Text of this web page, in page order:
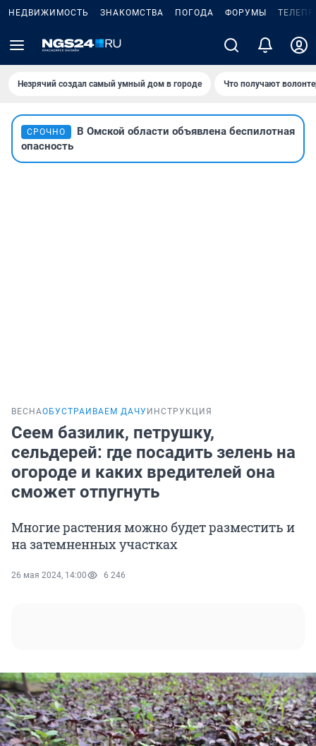
НЕДВИЖИМОСТЬ ЗНАКОМСТВА ПОГОДА ФОРУМЫ
Незрячий создал самый умный дом в городе Что получают
СРОЧНО
В Омской области объявлена беспилотная
опасность
ВЕСНАОБУСТРАИВАЕМ ДАЧУ ИНСТРУКЦИЯ
Сеем базилик, петрушку,
сельдерей: где посадить зелень на
огороде и каких вредителей она
сможет отпугнуть
Многие растения можно будет разместить и
на затемненных участках
26 мая 2024, 14:00 6 246